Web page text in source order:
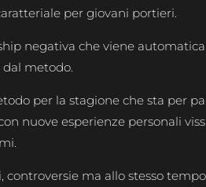
per giovani portieri.
negativa che viene
metodo.
per la stagione che sta per
nuove esperienze personali
controversie ma allo stesso